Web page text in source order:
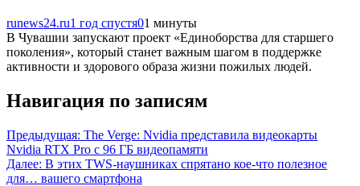
runews24.ru1 год спустя01 минуты
В Чувашии запускают проект «Единоборства для старшего
поколения», который станет важным шагом в поддержке
активности и здорового образа жизни пожилых людей.
Навигация по записям
Предыдущая: The Verge: Nvidia представила видеокарты
Nvidia RTX Pro с 96 ГБ видеопамяти
Далее: В этих TWS-наушниках спрятано кое-что полезное
для… вашего смартфона